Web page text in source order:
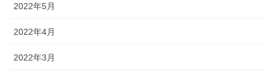
2022年5月
2022年4月
2022年3月